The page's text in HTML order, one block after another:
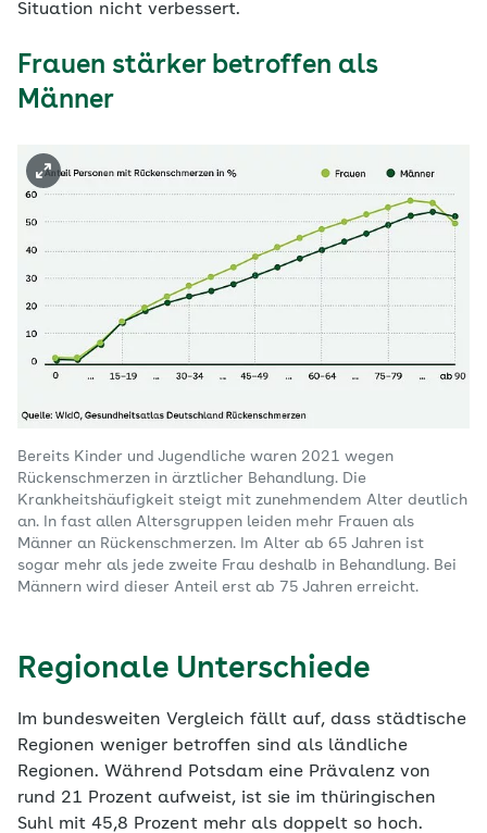
Situation nicht verbessert.
Frauen stärker betroffen als
Männer
Bereits Kinder und Jugendliche waren 2021 wegen
Rückenschmerzen in ärztlicher Behandlung. Die
Krankheitshäufigkeit steigt mit zunehmendem Alter deutlich
an. In fast allen Altersgruppen leiden mehr Frauen als
Männer an Rückenschmerzen. Im Alter ab 65 Jahren ist
sogar mehr als jede zweite Frau deshalb in Behandlung. Bei
Männern wird dieser Anteil erst ab 75 Jahren erreicht.
Regionale Unterschiede
Im bundesweiten Vergleich fällt auf, dass städtische
Regionen weniger betroffen sind als ländliche
Regionen. Während Potsdam eine Prävalenz von
rund 21 Prozent aufweist, ist sie im thüringischen
Suhl mit 45,8 Prozent mehr als doppelt so hoch.